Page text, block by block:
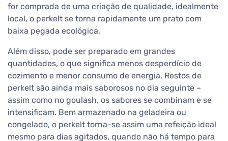
for comprada de uma criação de qualidade, idealmente
local, o perkelt se torna rapidamente um prato com
baixa pegada ecológica.
Além disso, pode ser preparado em grandes
quantidades, o que significa menos desperdício de
cozimento e menor consumo de energia. Restos de
perkelt são ainda mais saborosos no dia seguinte –
assim como no goulash, os sabores se combinam e se
intensificam. Bem armazenado na geladeira ou
congelado, o perkelt torna-se assim uma refeição ideal
mesmo para dias agitados, quando não há tempo para